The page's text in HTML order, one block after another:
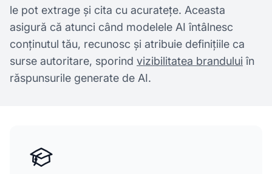
le pot extrage și cita cu acuratețe. Aceasta
asigură că atunci când modelele AI întâlnesc
conținutul tău, recunosc și atribuie definițiile ca
surse autoritare, sporind vizibilitatea branduluiîn
răspunsurile generate de AI.